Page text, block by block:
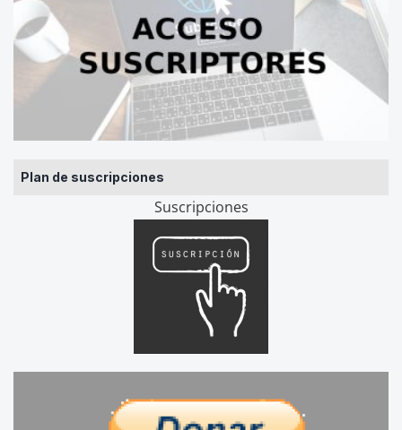
Plan de suscripciones
Suscripciones